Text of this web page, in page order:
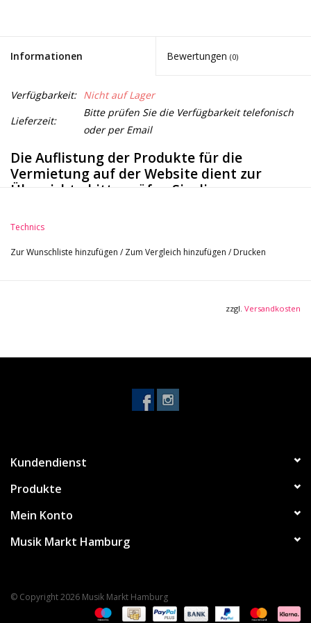
Informationen Bewertungen (0)
Verfügbarkeit: Nicht auf Lager
Lieferzeit:
Bitte prüfen Sie die Verfügbarkeit telefonisch
oder per Email
Die Auflistung der Produkte für die
Vermietung auf der Website dient zur
Übersicht - bitte prüfen Sie die
3554510 oder per Email an
Technics
Zur Wunschliste hinzufügen / Zum Vergleich hinzufügen / Drucken
zzgl. Versandkosten
Kundendienst
Produkte
Mein Konto
Musik Markt Hamburg
© Copyright 2026 Musik Markt Hamburg